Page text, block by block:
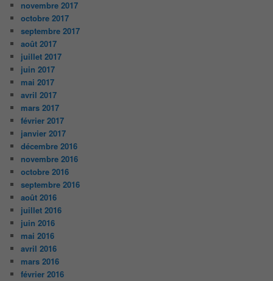
novembre 2017
octobre 2017
septembre 2017
août 2017
juillet 2017
juin 2017
mai 2017
avril 2017
mars 2017
février 2017
janvier 2017
décembre 2016
novembre 2016
octobre 2016
septembre 2016
août 2016
juillet 2016
juin 2016
mai 2016
avril 2016
mars 2016
février 2016